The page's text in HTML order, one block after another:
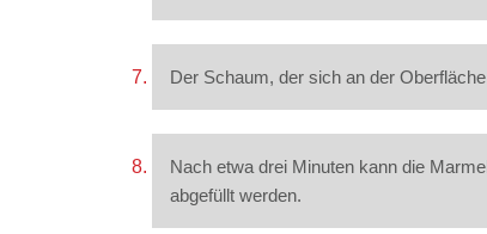
Der Schaum, der sich an der
Nach etwa drei Minuten kann die
abgefüllt werden.